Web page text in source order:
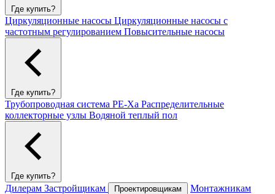
Где купить?
Циркуляционные насосы Циркуляционные насосы с
частотным регулированием Повысительные насосы
Где купить?
Трубопроводная система PE-Xa Распределительные
коллекторные узлы Водяной теплый пол
Где купить?
Дилерам Застройщикам Проектировщикам Монтажникам